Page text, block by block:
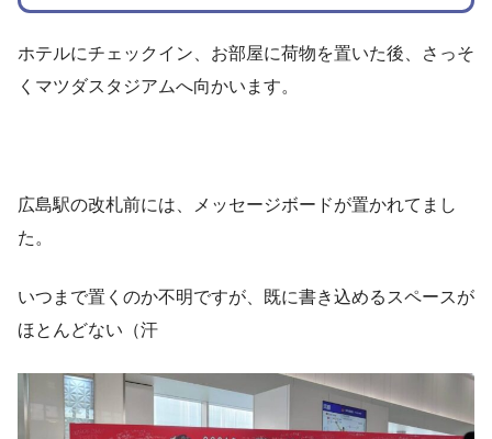
ホテルにチェックイン、お部屋に荷物を置いた後、さっそ
くマツダスタジアムへ向かいます。
広島駅の改札前には、メッセージボードが置かれてまし
た。
いつまで置くのか不明ですが、既に書き込めるスペースが
ほとんどない（汗